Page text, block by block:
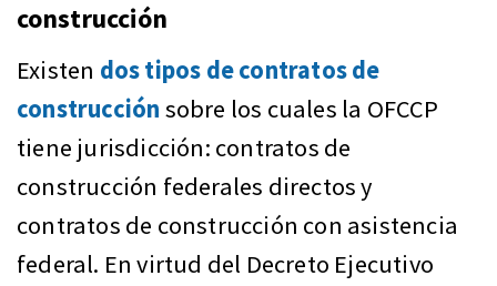
construcción
Existen dos tipos de contratos de
construcción sobre los cuales la OFCCP
tiene jurisdicción: contratos de
construcción federales directos y
contratos de construcción con asistencia
federal. En virtud del Decreto Ejecutivo